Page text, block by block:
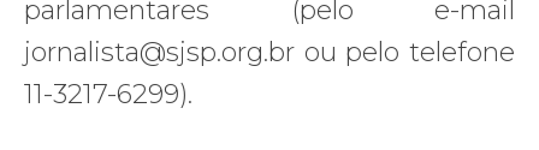
parlamentares (pelo e-mail
jornalista@sjsp.org.br ou pelo telefone
11-3217-6299).